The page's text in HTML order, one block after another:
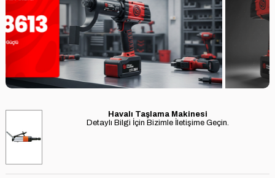
Havalı Taşlama Makinesi
Detaylı Bilgi İçin Bizimle İletişime Geçin.